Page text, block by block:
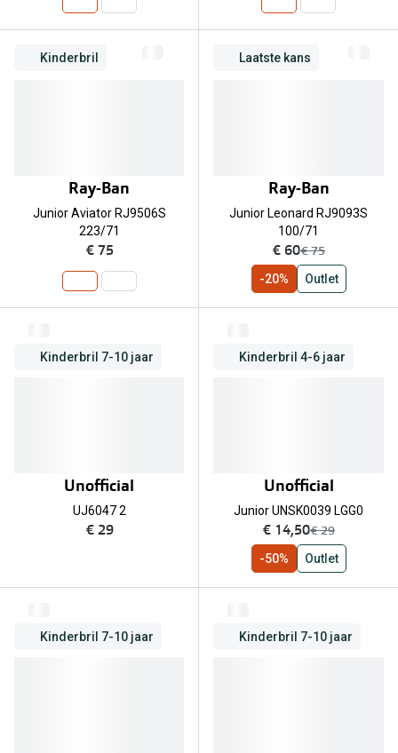
Kinderbril
Ray-Ban
Junior Aviator RJ9506S
223/71
€ 75
Laatste kans
Ray-Ban
Junior Leonard RJ9093S
100/71
nu:
€ 60was:
€ 75
-20% Outlet
Kinderbril 7-10 jaar
Unofficial
UJ6047 2
€ 29
Kinderbril 4-6 jaar
Unofficial
Junior UNSK0039 LGG0
nu:
€ 14,50was:
€ 29
-50% Outlet
Kinderbril 7-10 jaar Kinderbril 7-10 jaar